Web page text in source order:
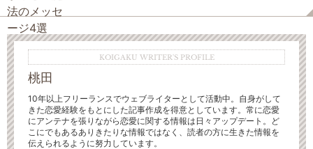
KOIGAKU WRITER'S PROFILE
桃田
10年以上フリーランスでウェブライターとして活動中。自身がして
きた恋愛経験をもとにした記事作成を得意としています。常に恋愛
にアンテナを張りながら恋愛に関する情報は日々アップデート。ど
こにでもあるありきたりな情報ではなく、読者の方に生きた情報を
伝えられるように努力しています。